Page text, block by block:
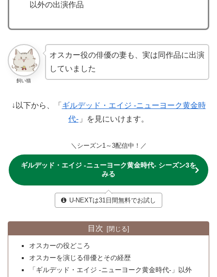
以外の出演作品
飼い猫
オスカー役の俳優の妻も、実は同作品に出演
していました
↓以下から、「 ギルデッド・エイジ -ニューヨーク黄金時
代- 」を見にいけます。
＼シーズン1～3配信中！／
ギルデッド・エイジ -ニューヨーク黄金時代- シーズン3を
みる
U-NEXTは31日間無料でお試し
目次
オスカーの役どころ
オスカーを演じる俳優とその経歴
「ギルデッド・エイジ -ニューヨーク黄金時代-」以外